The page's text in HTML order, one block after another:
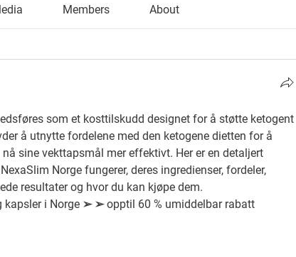
Members About
som et kosttilskudd designet for å støtte ketogent
å utnytte fordelene med den ketogene dietten for å
sine vekttapsmål mer effektivt. Her er en detaljert
Norge fungerer, deres ingredienser, fordeler,
resultater og hvor du kan kjøpe dem.
kapsler i Norge ➢ ➢ opptil 60 % umiddelbar rabatt